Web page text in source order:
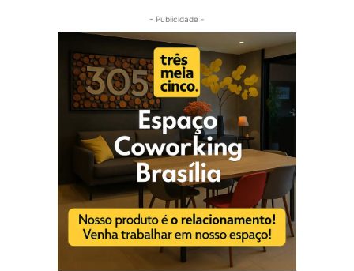
- Publicidade -